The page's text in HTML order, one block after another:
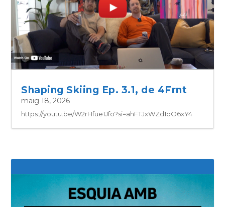
Shaping Skiing Ep. 3.1, de 4Frnt
maig 18, 2026
https://youtu.be/W2rHfue1Jfo?si=ahFTJxWZd1oO6xY4